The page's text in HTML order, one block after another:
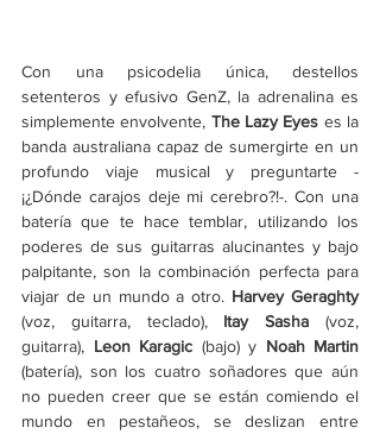
Con una psicodelia única, destellos
setenteros y efusivo GenZ, la adrenalina es
simplemente envolvente, The Lazy Eyes es la
banda australiana capaz de sumergirte en un
profundo viaje musical y preguntarte -
¡¿Dónde carajos deje mi cerebro?!-. Con una
batería que te hace temblar, utilizando los
poderes de sus guitarras alucinantes y bajo
palpitante, son la combinación perfecta para
viajar de un mundo a otro.
Harvey Geraghty
(voz, guitarra, teclado), Itay Sasha (voz,
guitarra), Leon Karagic (bajo) y Noah Martin
(batería), son los cuatro soñadores que aún
no pueden creer que se están comiendo el
mundo en pestañeos, se deslizan entre